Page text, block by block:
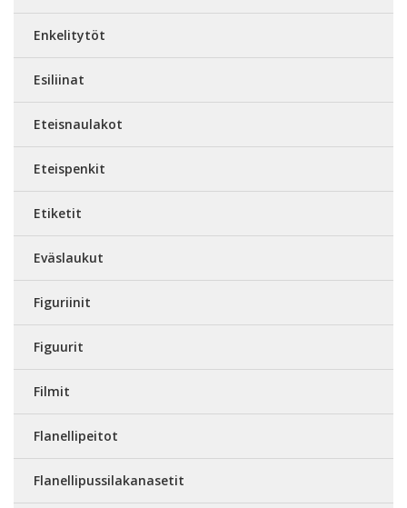
Enkelitytöt
Esiliinat
Eteisnaulakot
Eteispenkit
Etiketit
Eväslaukut
Figuriinit
Figuurit
Filmit
Flanellipeitot
Flanellipussilakanasetit